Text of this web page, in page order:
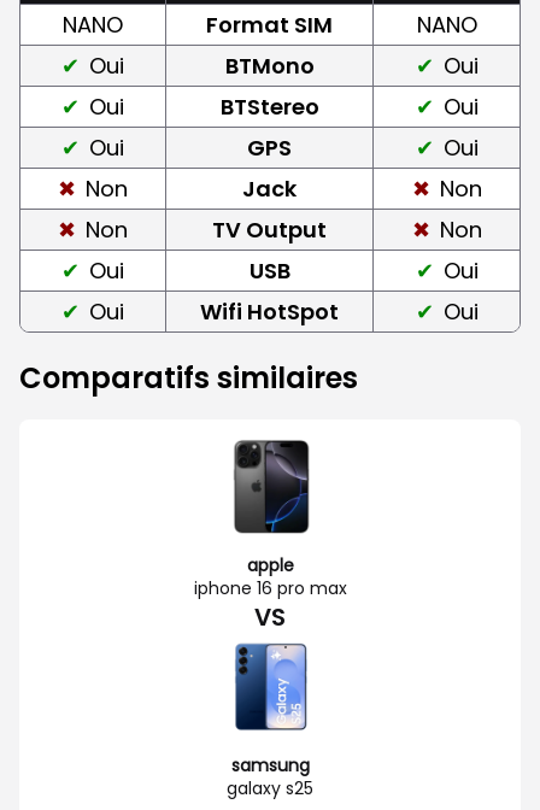
NANO Format SIM
NANO
Oui
BTMono
Oui
Oui
BTStereo
Oui
Oui
GPS
Oui
Non
Jack
Non
Non
TV Output
Non
Oui
USB
Oui
Oui
Wifi HotSpot Oui
Comparatifs similaires
apple
iphone 16 pro max
VS
samsung
galaxy s25